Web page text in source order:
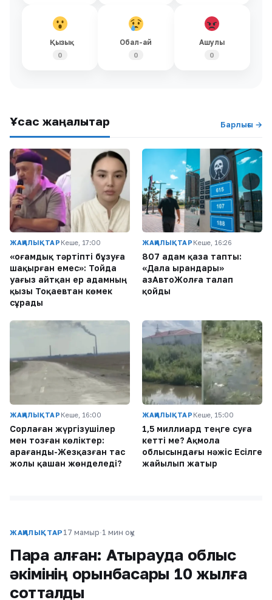
Қызық
0
Обал-ай
0
Ашулы
0
Ұқсас жаңалықтар Барлығы →
ЖАҢАЛЫҚТАР Кеше, 17:00
«Қоғамдық тәртіпті бұзуға
шақырған емес»: Тойда
уағыз айтқан ер адамның
қызы Тоқаевтан көмек
сұрады
ЖАҢАЛЫҚТАР Кеше, 16:26
807 адам қаза тапты:
«Дала Қырандары»
ҚазАвтоЖолға талап
қойды
ЖАҢАЛЫҚТАР Кеше, 16:00
Сорлаған жүргізушілер
мен тозған көліктер:
Қарағанды-Жезқазған тас
жолы қашан жөнделеді?
ЖАҢАЛЫҚТАР Кеше, 15:00
1,5 миллиард теңге суға
кетті ме? Ақмола
облысындағы нәжіс Есілге
жайылып жатыр
ЖАҢАЛЫҚТАР 17 мамыр·1 мин оқу
Пара алған: Атырауда облыс
әкімінің орынбасары 10 жылға
сотталды